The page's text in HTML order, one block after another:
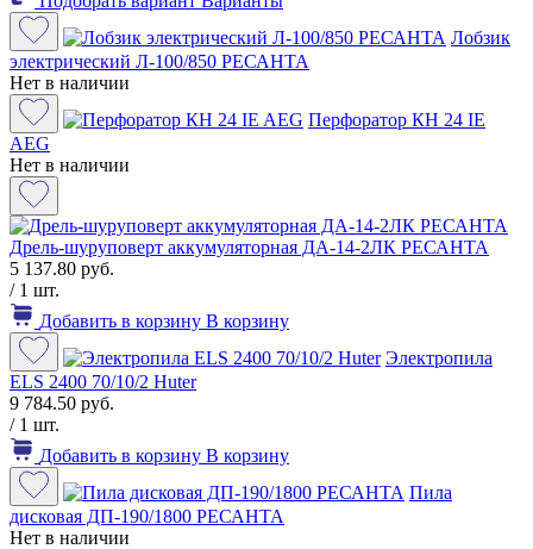
Лобзик
электрический Л-100/850 РЕСАНТА
Нет в наличии
Перфоратор КН 24 IE
AEG
Нет в наличии
Дрель-шуруповерт аккумуляторная ДА-14-2ЛК РЕСАНТА
5 137.80 руб.
/ 1 шт.
Добавить в корзину В корзину
Электропила
ELS 2400 70/10/2 Huter
9 784.50 руб.
/ 1 шт.
Добавить в корзину В корзину
Пила
дисковая ДП-190/1800 РЕСАНТА
Нет в наличии